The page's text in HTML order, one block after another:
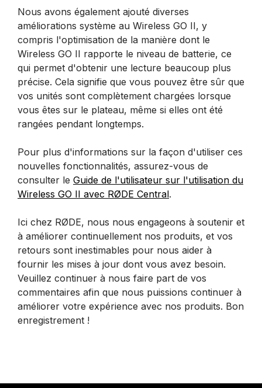
Nous avons également ajouté diverses
améliorations système au Wireless GO II, y
compris l'optimisation de la manière dont le
Wireless GO II rapporte le niveau de batterie, ce
qui permet d'obtenir une lecture beaucoup plus
précise. Cela signifie que vous pouvez être sûr que
vos unités sont complètement chargées lorsque
vous êtes sur le plateau, même si elles ont été
rangées pendant longtemps.
Pour plus d'informations sur la façon d'utiliser ces
nouvelles fonctionnalités, assurez-vous de
consulter le Guide de l'utilisateur sur l'utilisation du
Wireless GO II avec RØDE Central.
Ici chez RØDE, nous nous engageons à soutenir et
à améliorer continuellement nos produits, et vos
retours sont inestimables pour nous aider à
fournir les mises à jour dont vous avez besoin.
Veuillez continuer à nous faire part de vos
commentaires afin que nous puissions continuer à
améliorer votre expérience avec nos produits. Bon
enregistrement !